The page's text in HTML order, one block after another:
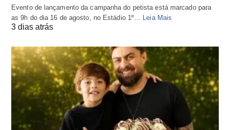
Evento de lançamento da campanha do petista está marcado para
as 9h do dia 16 de agosto, no Estádio 1º… Leia Mais
3 dias atrás